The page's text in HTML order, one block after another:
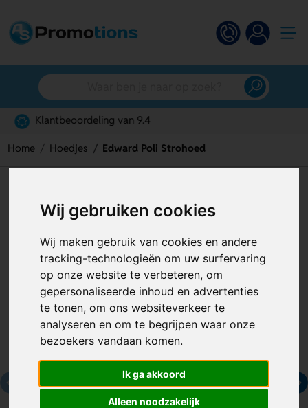
Wij gebruiken cookies
Wij maken gebruik van cookies en andere
tracking-technologieën om uw surfervaring
op onze website te verbeteren, om
gepersonaliseerde inhoud en advertenties
te tonen, om ons websiteverkeer te
analyseren en om te begrijpen waar onze
bezoekers vandaan komen.
Ik ga akkoord
Alleen noodzakelijk
Gratis digitaal ontwerp
Home Hoedjes Edward Poli Strohoed
Artikelnummer:127912